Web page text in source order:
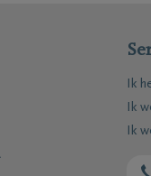
Ik
Ik
Ik